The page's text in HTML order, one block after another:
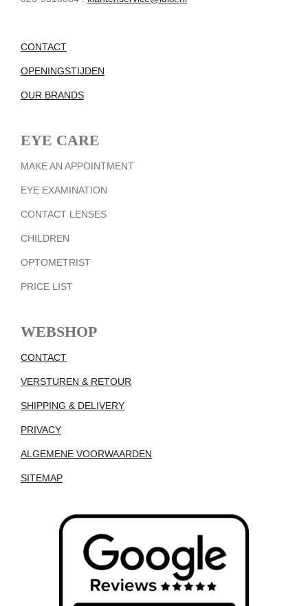
CONTACT
OPENINGSTIJDEN
OUR BRANDS
EYE CARE
MAKE AN APPOINTMENT
EYE EXAMINATION
CONTACT LENSES
CHILDREN
OPTOMETRIST
PRICE LIST
WEBSHOP
CONTACT
VERSTUREN & RETOUR
SHIPPING & DELIVERY
PRIVACY
ALGEMENE VOORWAARDEN
SITEMAP